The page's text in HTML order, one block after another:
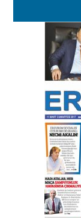
17 Şubat 2026 Salı
31
A.
28